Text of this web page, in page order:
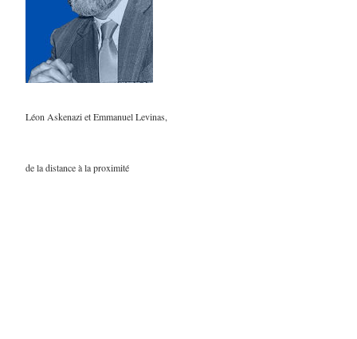
Léon Askenazi et Emmanuel Levinas,
de la distance à la proximité